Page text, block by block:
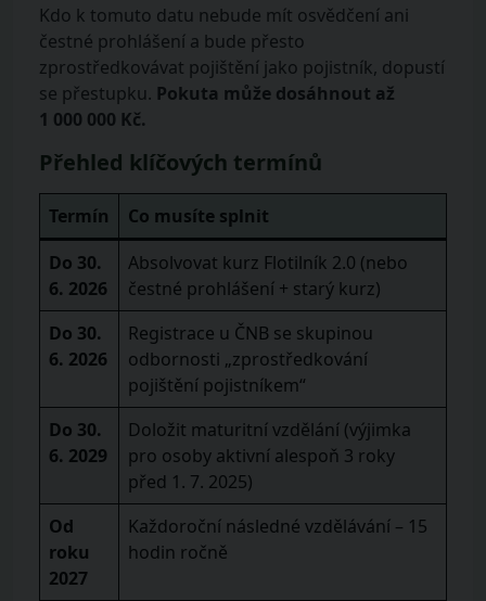
Kdo k tomuto datu nebude mít osvědčení ani
čestné prohlášení a bude přesto
zprostředkovávat pojištění jako pojistník, dopustí
se přestupku. Pokuta může dosáhnout až
1 000 000 Kč.
Přehled klíčových termínů
Termín
Co musíte splnit
Do 30.
6. 2026
Absolvovat kurz Flotilník 2.0 (nebo
čestné prohlášení + starý kurz)
Do 30.
6. 2026
Registrace u ČNB se skupinou
odbornosti „zprostředkování
pojištění pojistníkem“
Do 30.
6. 2029
Doložit maturitní vzdělání (výjimka
pro osoby aktivní alespoň 3 roky
před 1. 7. 2025)
Od
roku
2027
Každoroční následné vzdělávání – 15
hodin ročně